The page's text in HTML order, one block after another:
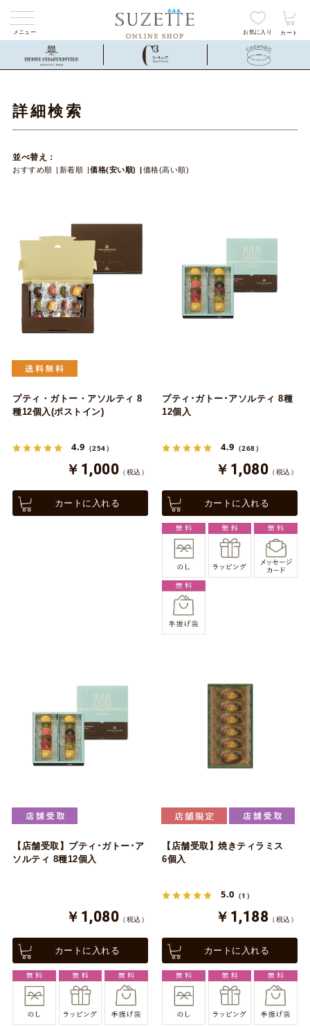
メニュー お気に入り カート
詳細検索
並べ替え：
おすすめ順 新着順 価格(安い順) 価格(高い順)
プティ・ガトー・アソルティ 8
種12個入(ポストイン)
4.9 （254）
￥1,000 （税込）
カートに入れる
プティ･ガトー･アソルティ 8種
12個入
4.9 （268）
￥1,080 （税込）
カートに入れる
【店舗受取】プティ･ガトー･ア
ソルティ 8種12個入
￥1,080 （税込）
カートに入れる
【店舗受取】焼きティラミス
6個入
5.0 （1）
￥1,188 （税込）
カートに入れる